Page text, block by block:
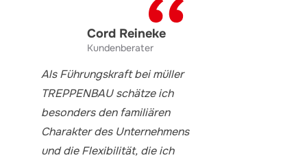
Cord Reineke
Kundenberater
Als Führungskraft bei müller
TREPPENBAU schätze ich
besonders den familiären
Charakter des Unternehmens
und die Flexibilität, die ich